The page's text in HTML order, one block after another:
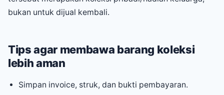
bukan untuk dijual kembali.
Tips agar membawa barang koleksi
lebih aman
Simpan invoice, struk, dan bukti pembayaran.